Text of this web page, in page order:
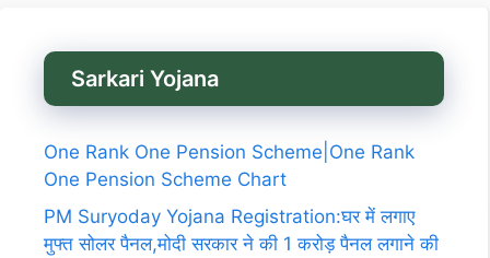
Sarkari Yojana
One Rank One Pension Scheme|One Rank
One Pension Scheme Chart
PM Suryoday Yojana Registration:घर में लगाए
मुफ्त सोलर पैनल,मोदी सरकार ने की 1 करोड़ पैनल लगाने की